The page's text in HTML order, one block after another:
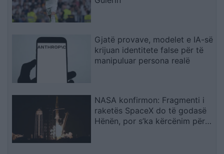
Gjatë provave, modelet e IA-së
krijuan identitete false për të
manipuluar persona realë
NASA konfirmon: Fragmenti i
raketës SpaceX do të godasë
Hënën, por s’ka kërcënim për